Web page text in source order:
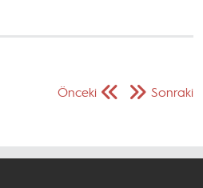
Önceki Sonraki